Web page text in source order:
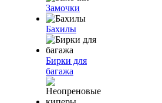
Замочки
Бахилы
Бирки для
багажа